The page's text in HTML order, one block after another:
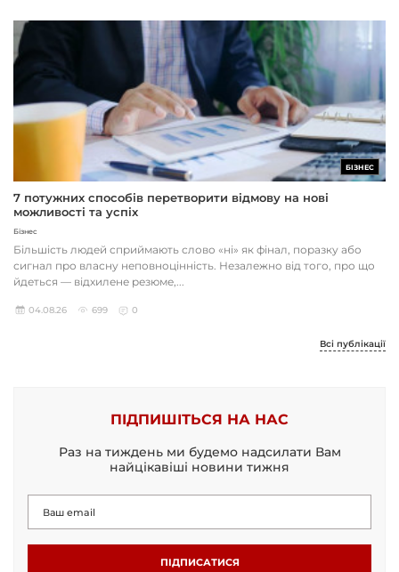
БІЗНЕС
7 потужних способів перетворити відмову на нові
можливості та успіх
Бізнес
Більшість людей сприймають слово «ні» як фінал, поразку або
сигнал про власну неповноцінність. Незалежно від того, про що
йдеться — відхилене резюме,...
04.08.26 699 0
Всі публікації
ПІДПИШІТЬСЯ НА НАС
Раз на тиждень ми будемо надсилати Вам
найцікавіші новини тижня
ПІДПИСАТИСЯ